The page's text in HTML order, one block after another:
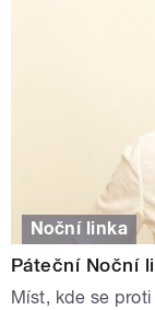
Noční linka
Páteční Noční
Míst, kde se